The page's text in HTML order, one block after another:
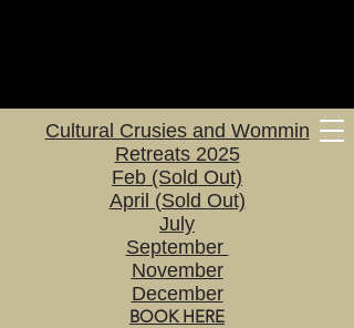
Cultural Crusies and Wommin
Retreats 2025
Feb (Sold Out)
April (Sold Out)
July
September
November
December
BOOK HERE